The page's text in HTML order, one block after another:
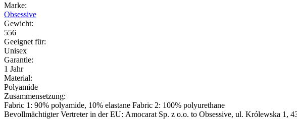
Marke:
Obsessive
Gewicht:
556
Geeignet für:
Unisex
Garantie:
1 Jahr
Material:
Polyamide
Zusammensetzung:
Fabric 1: 90% polyamide, 10% elastane Fabric 2: 100% polyurethane
Bevollmächtigter Vertreter in der EU: Amocarat Sp. z o.o. to Obsessive, ul. Królewska 1 ,